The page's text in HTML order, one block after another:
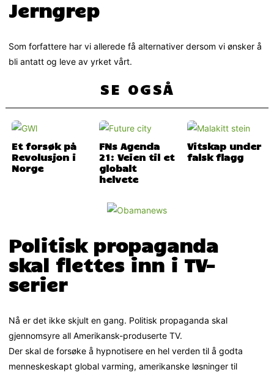
Jerngrep
Som forfattere har vi allerede få alternativer dersom vi ønsker å
bli antatt og leve av yrket vårt.
SE OGSÅ
Et forsøk på
Revolusjon i
Norge
FNs Agenda
21: Veien til et
globalt
helvete
Vitskap under
falsk flagg
Politisk propaganda
skal flettes inn i TV-
serier
Nå er det ikke skjult en gang. Politisk propaganda skal
gjennomsyre all Amerikansk-produserte TV.
Der skal de forsøke å hypnotisere en hel verden til å godta
menneskeskapt global varming, amerikanske løsninger til